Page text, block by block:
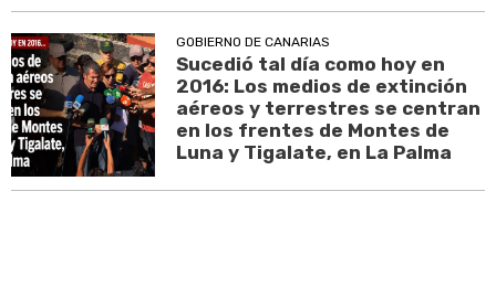
GOBIERNO DE CANARIAS
Sucedió tal día como hoy en
2016: Los medios de extinción
aéreos y terrestres se centran
en los frentes de Montes de
Luna y Tigalate, en La Palma